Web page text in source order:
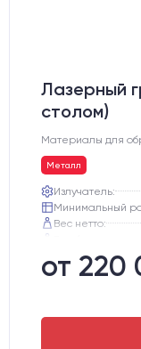
Лазерный
столом)
Материалы для
Металл
Излучатель:
Минимальный
Вес нетто:
Транспортный
от 220